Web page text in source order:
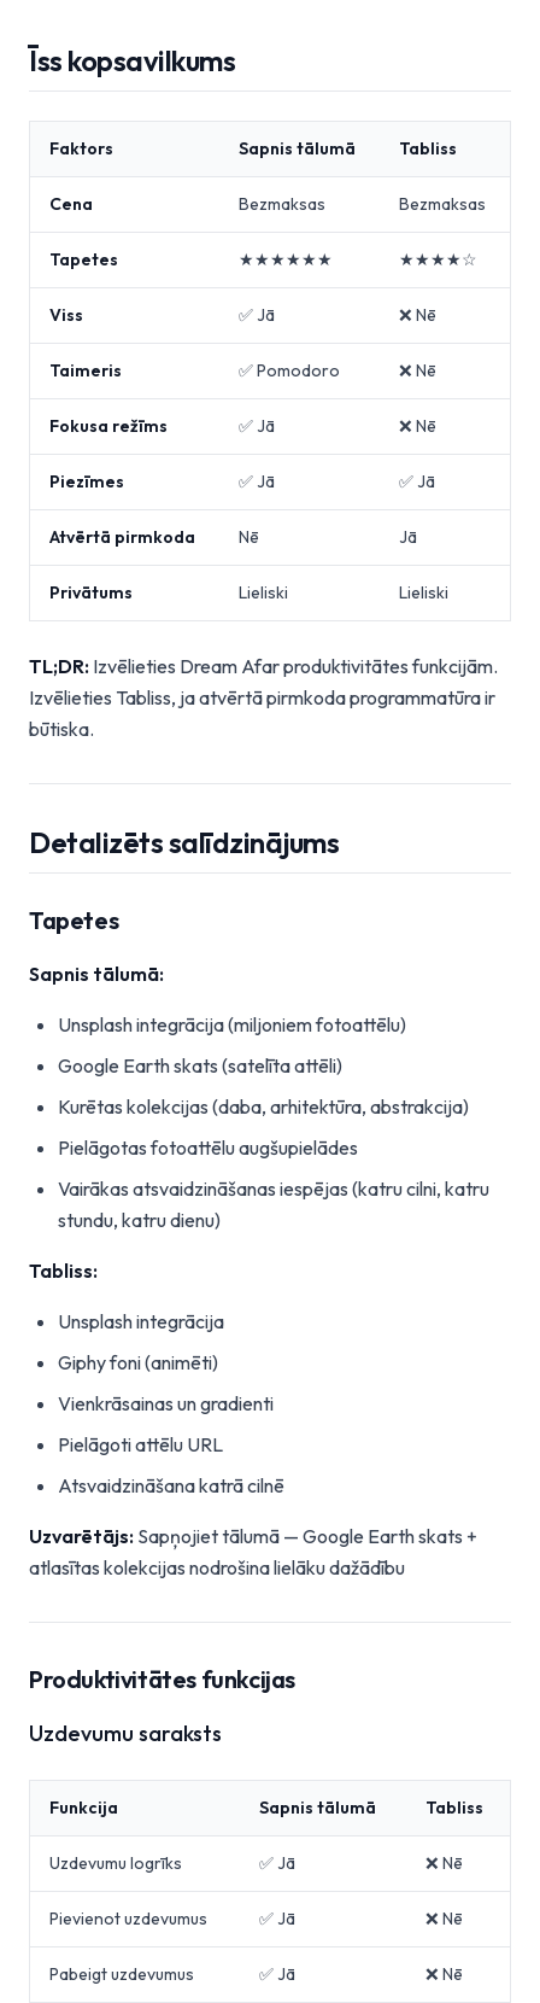
Īss kopsavilkums
Faktors Sapnis tālumā Tabliss
Cena Bezmaksas Bezmaksas
Tapetes ★★★★★★ ★★★★☆
Viss ✅ Jā ❌ Nē
Taimeris ✅ Pomodoro ❌ Nē
Fokusa režīms ✅ Jā ❌ Nē
Piezīmes ✅ Jā ✅ Jā
Atvērtā pirmkoda Nē Jā
Privātums Lieliski Lieliski
TL;DR: Izvēlieties Dream Afar produktivitātes funkcijām.
Izvēlieties Tabliss, ja atvērtā pirmkoda programmatūra ir
būtiska.
Detalizēts salīdzinājums
Tapetes
Sapnis tālumā:
Unsplash integrācija (miljoniem fotoattēlu)
Google Earth skats (satelīta attēli)
Kurētas kolekcijas (daba, arhitektūra, abstrakcija)
Pielāgotas fotoattēlu augšupielādes
Vairākas atsvaidzināšanas iespējas (katru cilni, katru
stundu, katru dienu)
Tabliss:
Unsplash integrācija
Giphy foni (animēti)
Vienkrāsainas un gradienti
Pielāgoti attēlu URL
Atsvaidzināšana katrā cilnē
Uzvarētājs: Sapņojiet tālumā — Google Earth skats +
atlasītas kolekcijas nodrošina lielāku dažādību
Produktivitātes funkcijas
Uzdevumu saraksts
Funkcija Sapnis tālumā Tabliss
Uzdevumu logrīks ✅ Jā ❌ Nē
Pievienot uzdevumus ✅ Jā ❌ Nē
Pabeigt uzdevumus ✅ Jā ❌ Nē